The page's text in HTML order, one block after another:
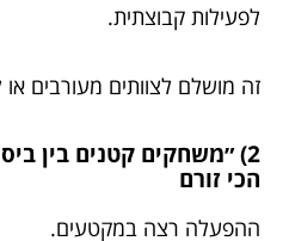
לפעילות קבוצתית.
זה מושלם לצוותים מעורבים
2) ״משחקים קטנים בין
הכי זורם
ההפעלה רצה במקטעים.